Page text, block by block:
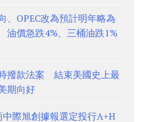
、OPEC改為預計明年略為
油價急跌4%、三桶油跌1%
撥款法案 結束美國史上最
期向好
際旭創據報選定投行A+H